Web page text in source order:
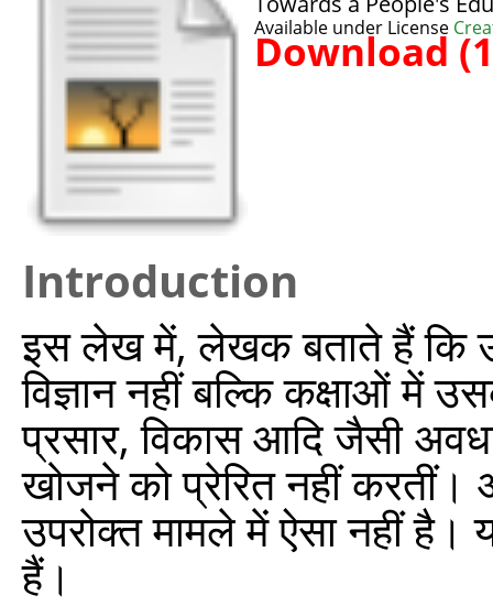
Available under License
Download
Introduction
इस लेख में, लेखक बताते हैं कि
विज्ञान नहीं बल्कि कक्षाओं में
प्रसार, विकास आदि जैसी
खोजने को प्रेरित नहीं
उपरोक्त मामले में ऐसा नहीं है।
हैं।